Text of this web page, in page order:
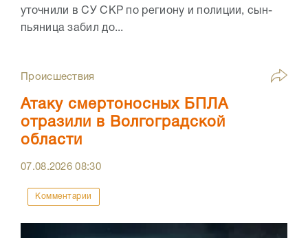
уточнили в СУ СКР по региону и полиции, сын-
пьяница забил до...
Происшествия
Атаку смертоносных БПЛА
отразили в Волгоградской
области
07.08.202608:30
Комментарии